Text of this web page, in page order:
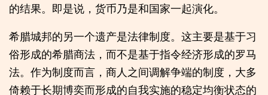
的结果。即是说，货币乃是和国家一起演化。
希腊城邦的另一个遗产是法律制度。这主要是基于习
俗形成的希腊商法，而不是基于指令经济形成的罗马
法。作为制度而言，商人之间调解争端的制度，大多
倚赖于长期博奕而形成的自我实施的稳定均衡状态的